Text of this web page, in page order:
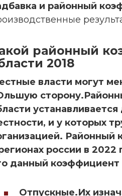
и районный
районный
2018
власти могут
и у которых
Районный
россии в
данный коэффициент
Отпускные.Их